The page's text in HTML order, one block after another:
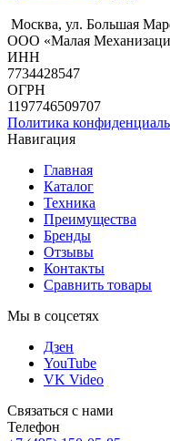
Москва, ул. Большая
ООО «Малая
ИНН
7734428547
ОГРН
1197746509707
Политика
Навигация
Главная
Каталог
Техника
Преимущества
Бренды
Отзывы
Контакты
Сравнить товары
Мы в соцсетях
Дзен
YouTube
VK Video
Связаться с нами
Телефон